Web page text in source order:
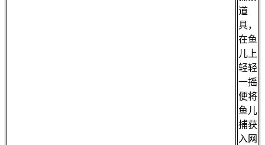
道
具，
在鱼
儿上
轻轻
一摇
便将
鱼儿
捕获
入网